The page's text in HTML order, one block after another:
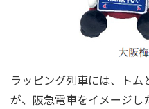
ラッピング列車には、ト
が、阪急電車をイメージし